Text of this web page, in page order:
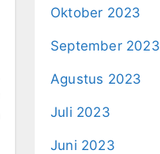
Oktober 2023
September 2023
Agustus 2023
Juli 2023
Juni 2023